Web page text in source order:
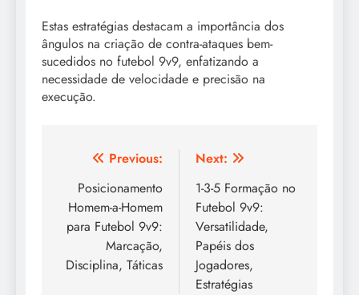
Estas estratégias destacam a importância dos
ângulos na criação de contra-ataques bem-
sucedidos no futebol 9v9, enfatizando a
necessidade de velocidade e precisão na
execução.
Post
navigation
Previous:
Posicionamento
Homem-a-Homem
para Futebol 9v9:
Marcação,
Disciplina, Táticas
Next:
1-3-5 Formação no
Futebol 9v9:
Versatilidade,
Papéis dos
Jogadores,
Estratégias